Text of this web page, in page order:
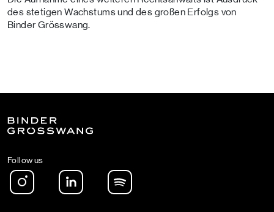
des stetigen Wachstums und des großen Erfolgs von
Binder Grösswang.
Follow us
Instagram LinkedIn